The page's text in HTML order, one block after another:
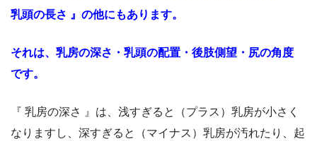
乳頭の長さ 』の他にもあります。
それは、乳房の深さ・乳頭の配置・後肢側望・尻の角度
です。
『 乳房の深さ 』は、浅すぎると（プラス）乳房が小さく
なりますし、深すぎると（マイナス）乳房が汚れたり、起